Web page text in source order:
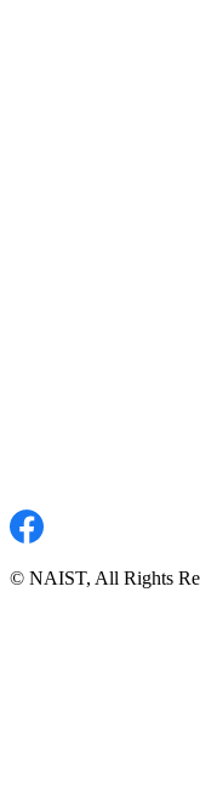
© NAIST, All Rights